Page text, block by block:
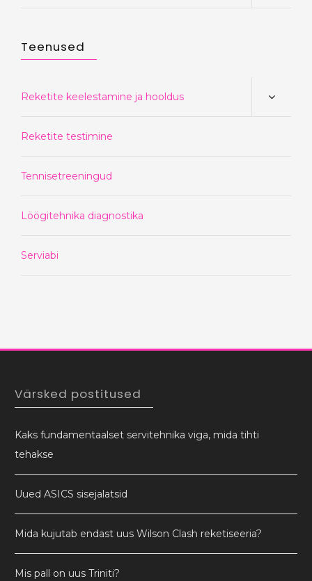
Teenused
Reketite keelestamine ja hooldus
Reketite testimine
Tennisetreeningud
Löögitehnika diagnostika
Serviabi
Värsked postitused
Kaks fundamentaalset servitehnika viga, mida tihti
tehakse
Uued ASICS sisejalatsid
Mida kujutab endast uus Wilson Clash reketiseeria?
Mis pall on uus Triniti?